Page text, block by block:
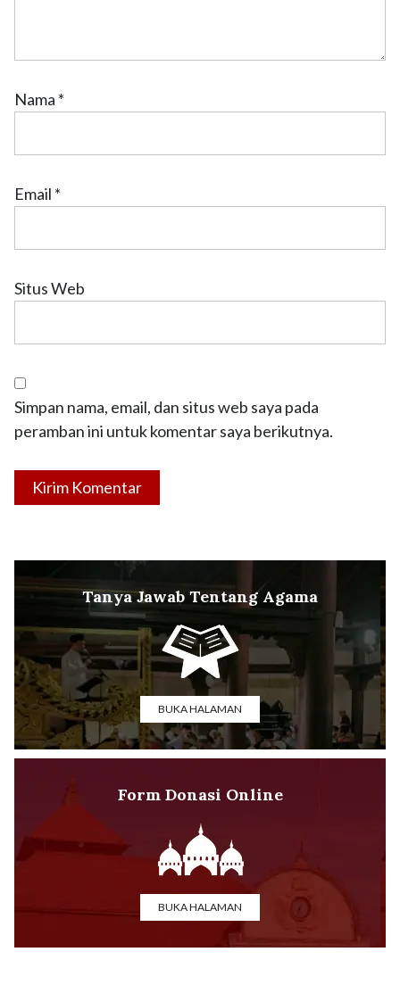
Nama *
Email *
Situs Web
Simpan nama, email, dan situs web saya pada
peramban ini untuk komentar saya berikutnya.
Tanya Jawab Tentang Agama
BUKA HALAMAN
Form Donasi Online
BUKA HALAMAN